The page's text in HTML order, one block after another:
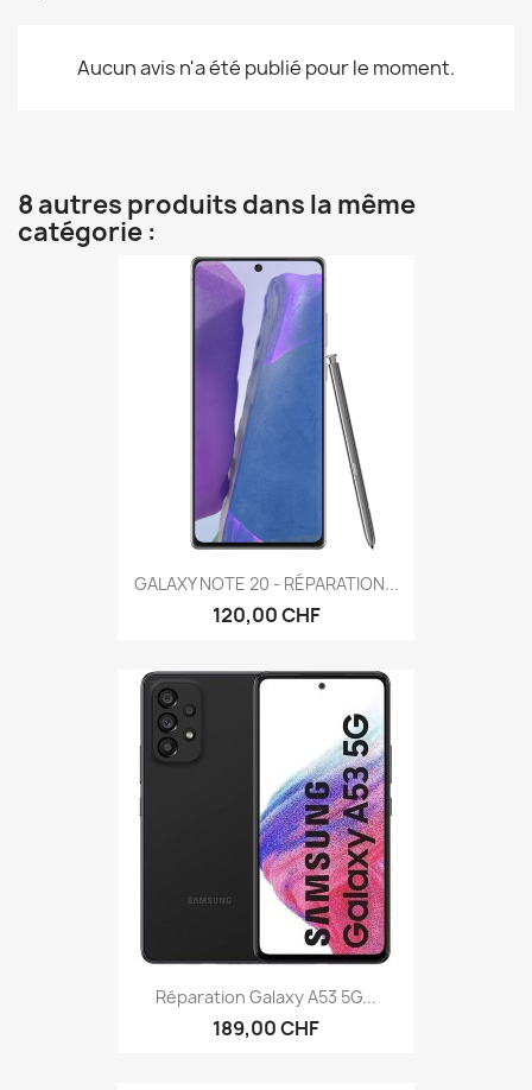
Aucun avis n'a été publié pour le moment.
8 autres produits dans la même
catégorie :
GALAXY NOTE 20 - RÉPARATION...
120,00 CHF
Réparation Galaxy A53 5G...
189,00 CHF